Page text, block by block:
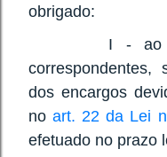
obrigado:
I - ao
dos encargos
noart. 22 da Lei
efetuado no prazo